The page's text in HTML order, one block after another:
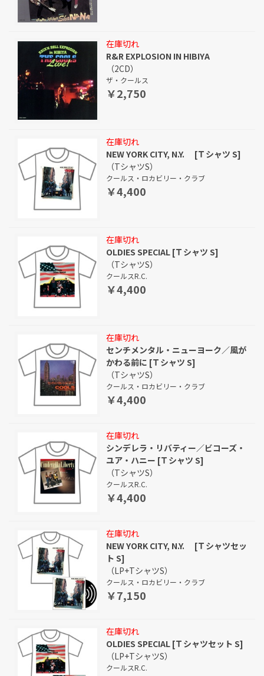
在庫切れ
R&R EXPLOSION IN HIBIYA
（2CD）
ザ・クールス
￥2,750
在庫切れ
NEW YORK CITY, N.Y. [Ｔシャツ S]
（TシャツS）
クールス・ロカビリー・クラブ
￥4,400
在庫切れ
OLDIES SPECIAL [Ｔシャツ S]
（TシャツS）
クールスR.C.
￥4,400
在庫切れ
センチメンタル・ニューヨーク／風が
かわる前に [Ｔシャツ S]
（TシャツS）
クールス・ロカビリー・クラブ
￥4,400
在庫切れ
シンデレラ・リバティー／ビコーズ・
ユア・ハニー [Ｔシャツ S]
（TシャツS）
クールスR.C.
￥4,400
在庫切れ
NEW YORK CITY, N.Y. [Ｔシャツセッ
ト S]
（LP+TシャツS）
クールス・ロカビリー・クラブ
￥7,150
在庫切れ
OLDIES SPECIAL [Ｔシャツセット S]
（LP+TシャツS）
クールスR.C.